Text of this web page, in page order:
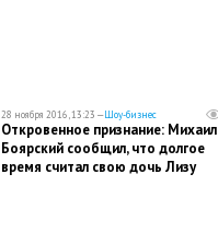
28 ноября 2016, 13:23 —Шоу-бизнес
Откровенное признание: Михаил
Боярский сообщил, что долгое
время считал свою дочь Лизу